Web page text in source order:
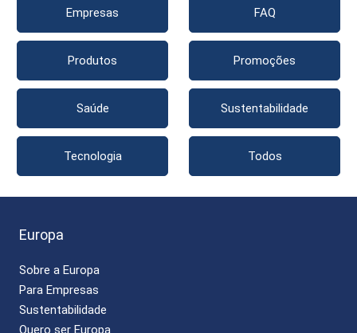
Empresas FAQ
Produtos Promoções
Saúde Sustentabilidade
Tecnologia Todos
Europa
Sobre a Europa
Para Empresas
Sustentabilidade
Quero ser Europa